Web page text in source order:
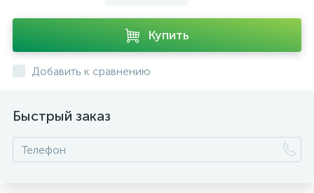
Купить
Добавить к сравнению
Быстрый заказ